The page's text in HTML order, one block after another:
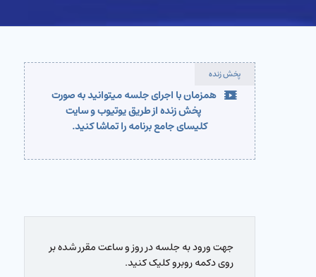
پخش زنده
همزمان با اجرای جلسه میتوانید به صورت
پخش زنده از طریق یوتیوب و سایت
کلیسای جامع برنامه را تماشا کنید.
جهت ورود به جلسه در روز و ساعت مقرر شده بر
روی دکمه روبرو کلیک کنید.